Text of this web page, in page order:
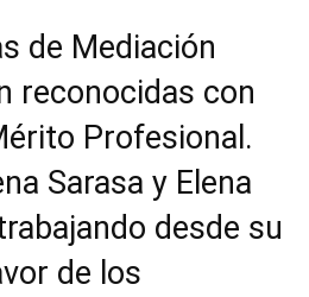
de Mediación
reconocidas con
Profesional.
Sarasa y Elena
desde su
de los